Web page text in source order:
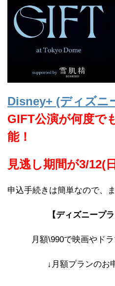
Disney+ (ディズニ
GIFT公演が何度で
能！
見逃し期間が3/12(
申込手続きは簡単なので、
【ディズニープ
月額\990で映画やド
↓月額プランのお